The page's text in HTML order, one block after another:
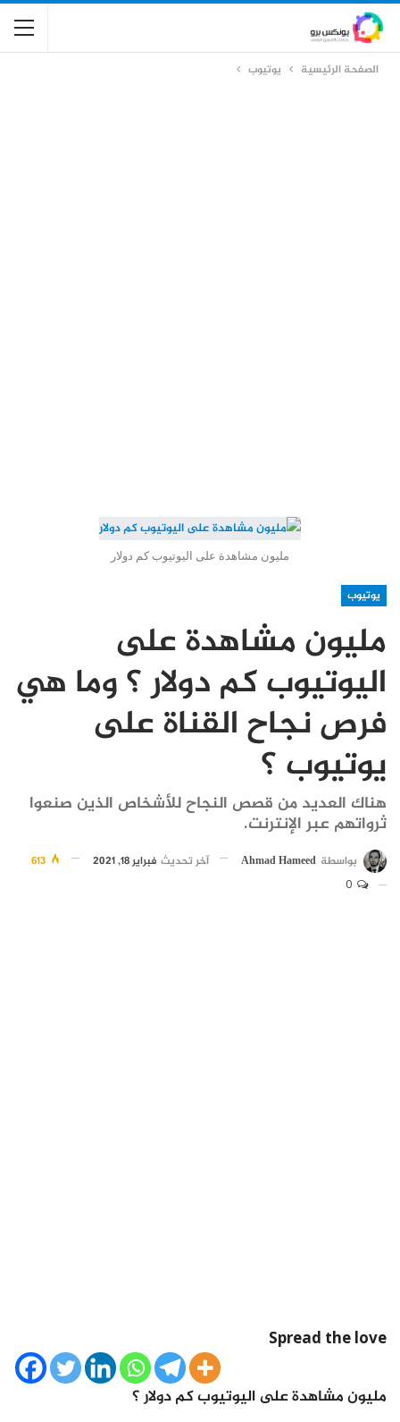
الصفحة الرئيسية يوتيوب
مليون مشاهدة على اليوتيوب كم دولار
يوتيوب
مليون مشاهدة على
اليوتيوب كم دولار ؟ وما هي
فرص نجاح القناة على
يوتيوب ؟
هناك العديد من قصص النجاح للأشخاص الذين صنعوا
ثرواتهم عبر الإنترنت.
بواسطة Ahmad Hameed آخر تحديث فبراير 18, 2021
Spread the love
مليون مشاهدة على اليوتيوب كم دولار ؟